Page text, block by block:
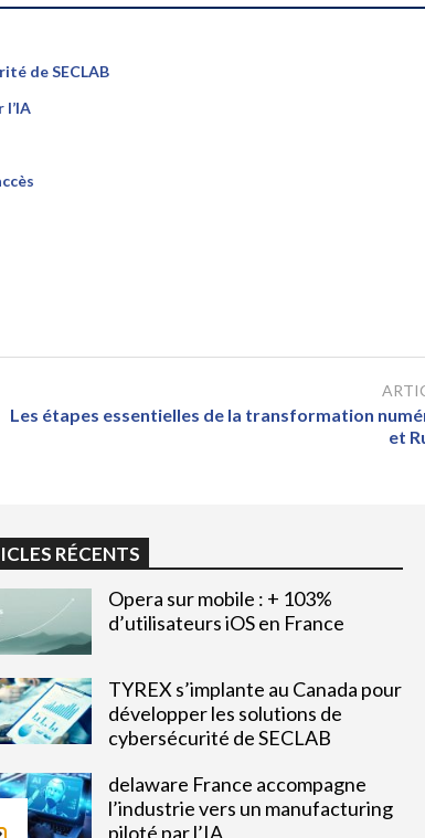
de SECLAB
Les étapes essentielles de la transformation
et
RÉCENTS
Opera sur mobile : + 103%
d’utilisateurs iOS en France
TYREX s’implante au Canada pour
développer les solutions de
cybersécurité de SECLAB
delaware France accompagne
l’industrie vers un manufacturing
piloté par l’IA